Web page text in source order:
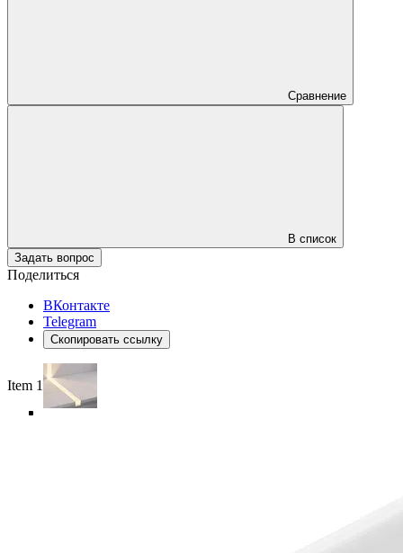
Сравнение
В список
Задать вопрос
Поделиться
ВКонтакте
Telegram
Скопировать ссылку
Item 1 of 6